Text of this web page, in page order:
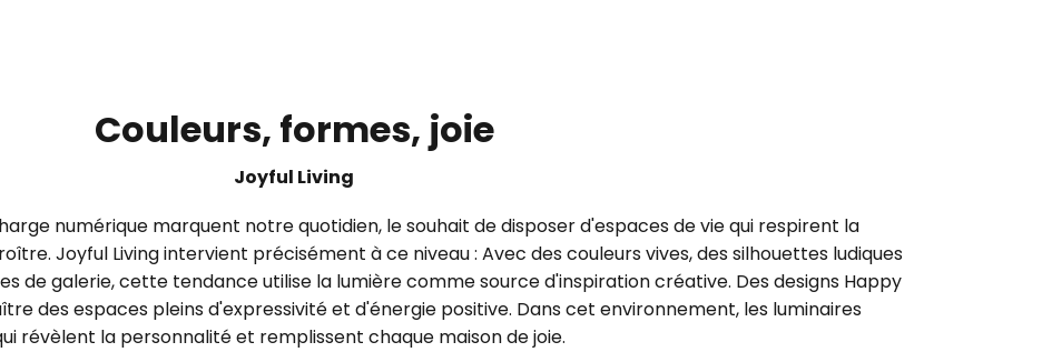
Couleurs, formes, joie
Joyful Living
numérique marquent notre quotidien, le souhait de disposer d'espaces de vie qui respirent la
Joyful Living intervient précisément à ce niveau : Avec des couleurs vives, des silhouettes ludiques
de galerie, cette tendance utilise la lumière comme source d'inspiration créative. Des designs Happy
des espaces pleins d'expressivité et d'énergie positive. Dans cet environnement, les luminaires
révèlent la personnalité et remplissent chaque maison de joie.